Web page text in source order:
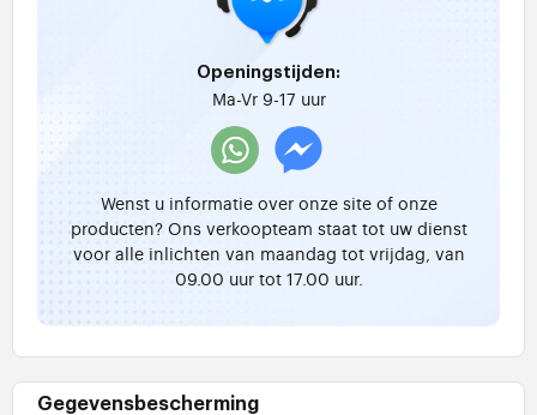
Openingstijden:
Ma-Vr 9-17 uur
Wenst u informatie over onze site of onze
producten? Ons verkoopteam staat tot uw dienst
voor alle inlichten van maandag tot vrijdag, van
09.00 uur tot 17.00 uur.
Gegevensbescherming